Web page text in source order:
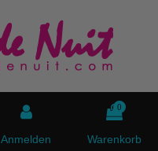
Anmelden
0
Warenkorb